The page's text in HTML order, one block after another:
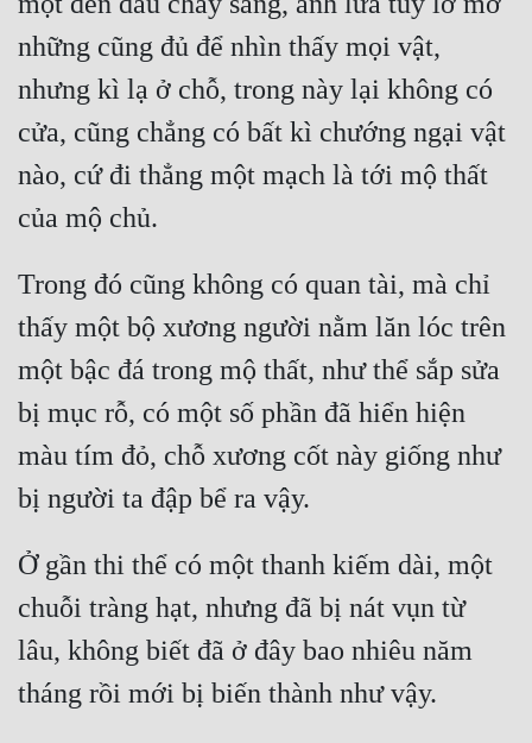
những cũng đủ để nhìn thấy mọi vật,
nhưng kì lạ ở chỗ, trong này lại không có
cửa, cũng chẳng có bất kì chướng ngại vật
nào, cứ đi thẳng một mạch là tới mộ thất
Trong đó cũng không có quan tài, mà chỉ
thấy một bộ xương người nằm lăn lóc trên
một bậc đá trong mộ thất, như thể sắp sửa
bị mục rỗ, có một số phần đã hiển hiện
màu tím đỏ, chỗ xương cốt này giống như
Ở gần thi thể có một thanh kiếm dài, một
chuỗi tràng hạt, nhưng đã bị nát vụn từ
lâu, không biết đã ở đây bao nhiêu năm